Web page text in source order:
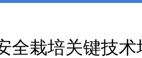
全栽培关键技术